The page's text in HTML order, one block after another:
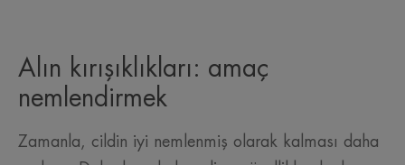
Alın kırışıklıkları: amaç
nemlendirmek
Zamanla, cildin iyi nemlenmiş olarak kalması daha